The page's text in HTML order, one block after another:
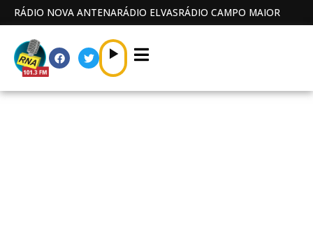
RÁDIO NOVA ANTENARÁDIO ELVASRÁDIO CAMPO MAIOR